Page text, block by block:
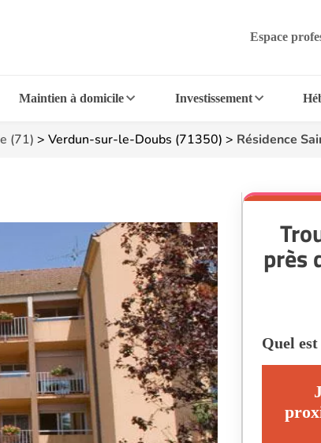
Espace
Maintien à domicile Investissement
(71) > Verdun-sur-le-Doubs (71350) > Résidence
près
Quel